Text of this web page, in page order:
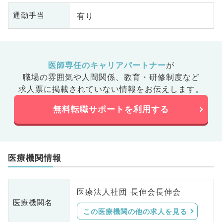
通勤手当 有り
医師専任のキャリアパートナーが
職場の雰囲気や人間関係、 教育・研修制度など
求人票に掲載されていない情報をお伝えします。
無料転職サポートを利用する
医療機関情報
医療機関名
医療法人社団 長伸会長伸会
この医療機関の他の求人を見る